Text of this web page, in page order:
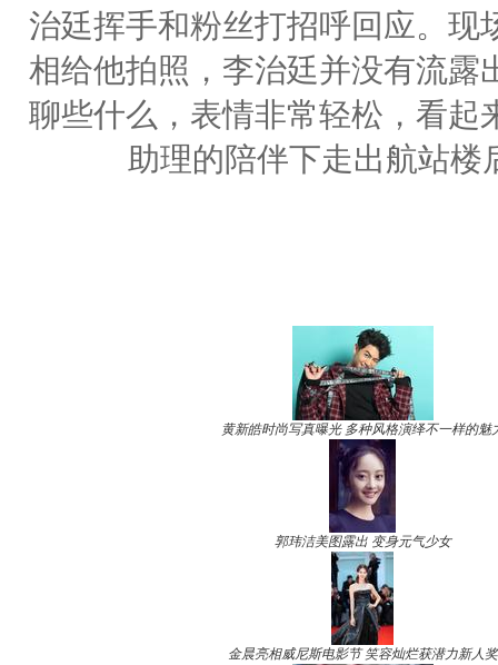
治廷挥手和粉丝打招呼回应。现
相给他拍照，李治廷并没有流露
聊些什么，表情非常轻松，看起
助理的陪伴下走出航站楼
黄新皓时尚写真曝光 多种风格演绎不一样的魅
郭玮洁美图露出 变身元气少女
金晨亮相威尼斯电影节 笑容灿烂获潜力新人奖